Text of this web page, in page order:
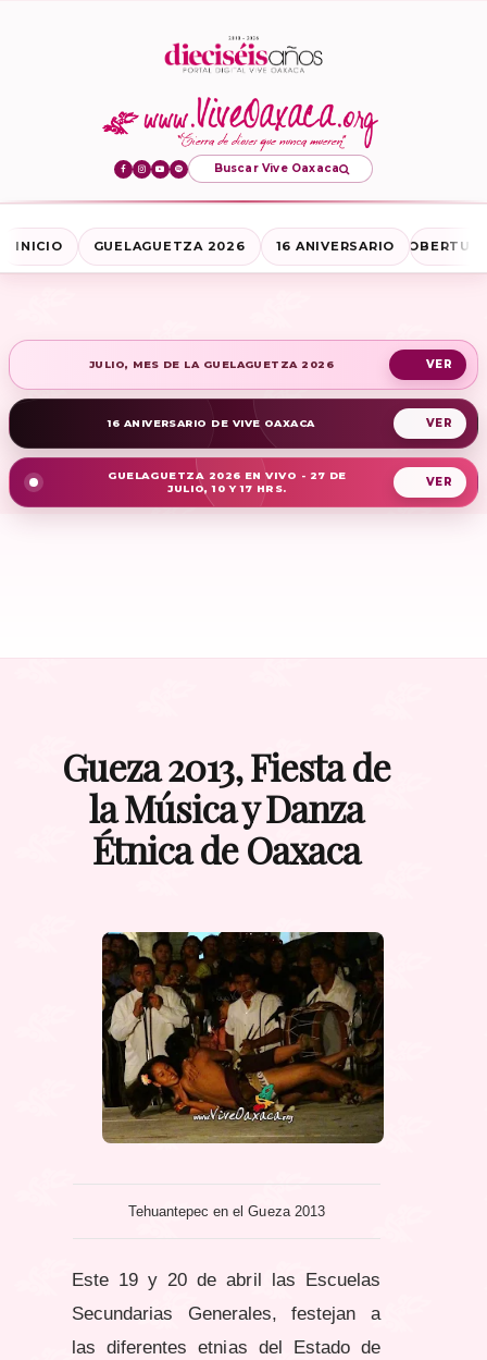
Buscar Vive Oaxaca
INICIO GUELAGUETZA 2026 16 ANIVERSARIO
JULIO, MES DE LA GUELAGUETZA 2026
16 ANIVERSARIO DE VIVE OAXACA
GUELAGUETZA 2026 EN VIVO - 27 DE
JULIO, 10 Y 17 HRS.
Gueza 2013, Fiesta de
la Música y Danza
Étnica de Oaxaca
Tehuantepec en el Gueza 2013
Este 19 y 20 de abril las Escuelas
Secundarias Generales, festejan a
las diferentes etnias del Estado de